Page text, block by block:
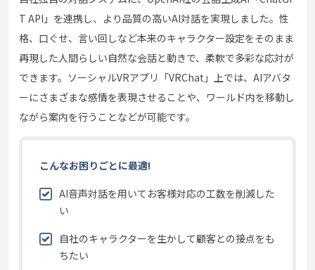
T API」を連携し、より品質の高いAI対話を実現しました。性
格、口ぐせ、言い回しなど本来のキャラクター設定をそのまま
再現した人間らしい自然な会話と動きで、柔軟で多彩な応対が
できます。ソーシャルVRアプリ「VRChat」上では、AIアバタ
ーにさまざまな感情を表現させることや、ワールド内を移動し
ながら案内を行うことなどが可能です。
こんなお困りごとに最適!
AI音声対話を用いてお客様対応の工数を削減した
い
自社のキャラクターを生かして顧客との接点をも
ちたい